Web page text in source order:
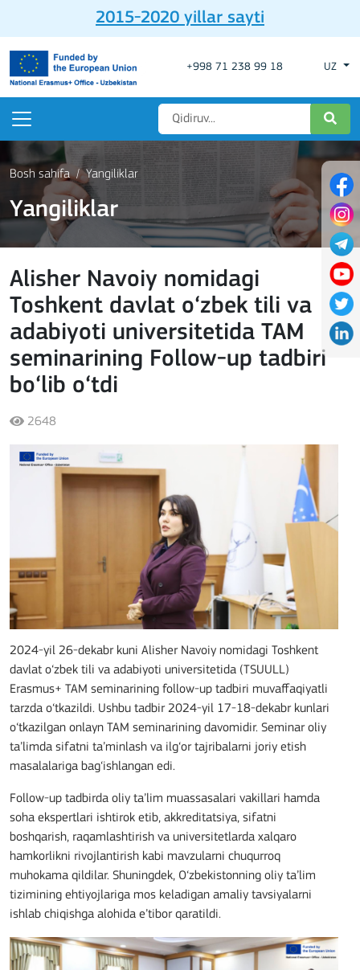
2015-2020 yillar sayti
+998 71 238 99 18 UZ
Bosh sahifa Yangiliklar
Yangiliklar
Alisher Navoiy nomidagi
Toshkent davlat o‘zbek tili va
adabiyoti universitetida TAM
seminarining Follow-up tadbiri
bo‘lib o‘tdi
2648
2024-yil 26-dekabr kuni Alisher Navoiy nomidagi Toshkent
davlat o‘zbek tili va adabiyoti universitetida (TSUULL)
Erasmus+ TAM seminarining follow-up tadbiri muvaffaqiyatli
tarzda o‘tkazildi. Ushbu tadbir 2024-yil 17-18-dekabr kunlari
o‘tkazilgan onlayn TAM seminarining davomidir. Seminar oliy
ta’limda sifatni ta’minlash va ilg‘or tajribalarni joriy etish
masalalariga bag‘ishlangan edi.
Follow-up tadbirda oliy ta’lim muassasalari vakillari hamda
soha ekspertlari ishtirok etib, akkreditatsiya, sifatni
boshqarish, raqamlashtirish va universitetlarda xalqaro
hamkorlikni rivojlantirish kabi mavzularni chuqurroq
muhokama qildilar. Shuningdek, O‘zbekistonning oliy ta’lim
tizimining ehtiyojlariga mos keladigan amaliy tavsiyalarni
ishlab chiqishga alohida e’tibor qaratildi.